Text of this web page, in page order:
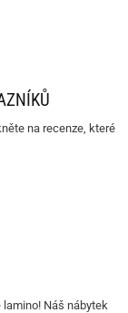
na recenze, které
Náš nábytek